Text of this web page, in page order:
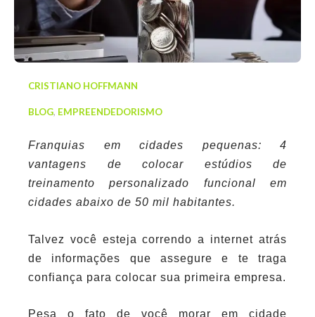
CRISTIANO HOFFMANN
BLOG, EMPREENDEDORISMO
Franquias em cidades pequenas: 4
vantagens de colocar estúdios de
treinamento personalizado funcional em
cidades abaixo de 50 mil habitantes.
Talvez você esteja correndo a internet atrás
de informações que assegure e te traga
confiança para colocar sua primeira empresa.
Pesa o fato de você morar em cidade